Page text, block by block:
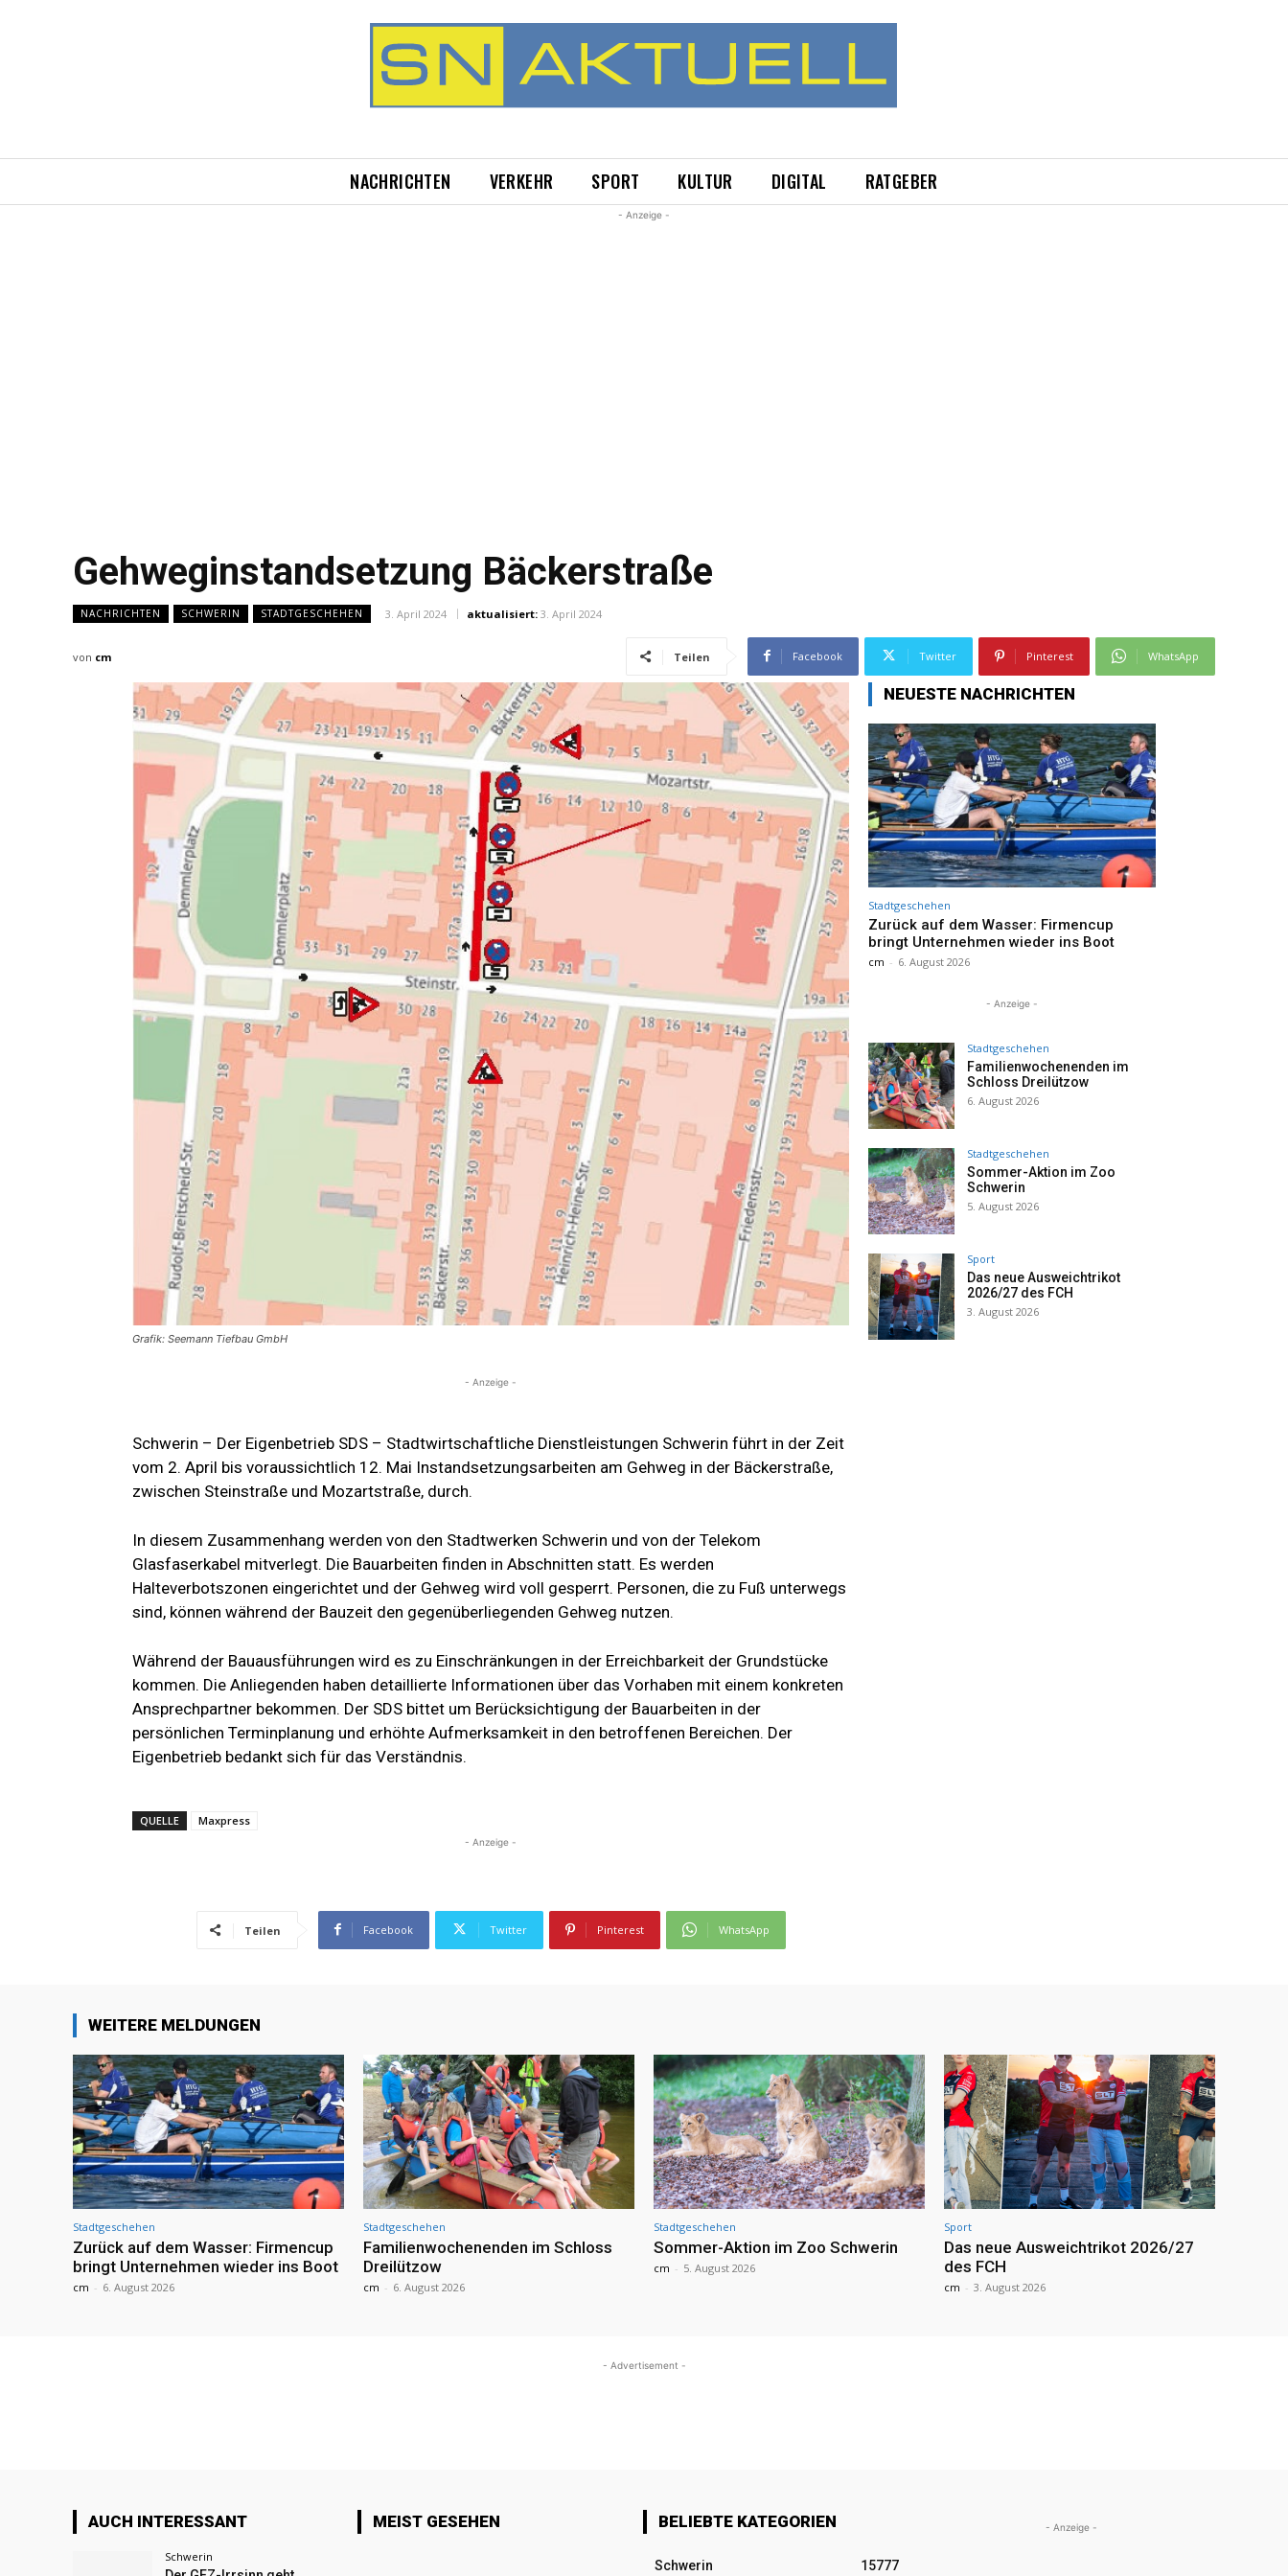
NACHRICHTEN VERKEHR SPORT KULTUR DIGITAL RATGEBER
- Anzeige -
Gehweginstandsetzung Bäckerstraße
NACHRICHTEN SCHWERIN STADTGESCHEHEN 3. April 2024 aktualisiert: 3. April 2024
von cm Teilen Facebook Twitter Pinterest WhatsApp
Grafik: Seemann Tiefbau GmbH
- Anzeige -
Schwerin – Der Eigenbetrieb SDS – Stadtwirtschaftliche Dienstleistungen Schwerin führt in der Zeit
vom 2. April bis voraussichtlich 12. Mai Instandsetzungsarbeiten am Gehweg in der Bäckerstraße,
zwischen Steinstraße und Mozartstraße, durch.
In diesem Zusammenhang werden von den Stadtwerken Schwerin und von der Telekom
Glasfaserkabel mitverlegt. Die Bauarbeiten finden in Abschnitten statt. Es werden
Halteverbotszonen eingerichtet und der Gehweg wird voll gesperrt. Personen, die zu Fuß unterwegs
sind, können während der Bauzeit den gegenüberliegenden Gehweg nutzen.
Während der Bauausführungen wird es zu Einschränkungen in der Erreichbarkeit der Grundstücke
kommen. Die Anliegenden haben detaillierte Informationen über das Vorhaben mit einem konkreten
Ansprechpartner bekommen. Der SDS bittet um Berücksichtigung der Bauarbeiten in der
persönlichen Terminplanung und erhöhte Aufmerksamkeit in den betroffenen Bereichen. Der
Eigenbetrieb bedankt sich für das Verständnis.
QUELLE Maxpress
- Anzeige -
Teilen Facebook Twitter Pinterest WhatsApp
NEUESTE NACHRICHTEN
Stadtgeschehen
Zurück auf dem Wasser: Firmencup
bringt Unternehmen wieder ins Boot
cm - 6. August 2026
- Anzeige -
Stadtgeschehen
Familienwochenenden im
Schloss Dreilützow
6. August 2026
Stadtgeschehen
Sommer-Aktion im Zoo
Schwerin
5. August 2026
Sport
Das neue Ausweichtrikot
2026/27 des FCH
3. August 2026
WEITERE MELDUNGEN
Stadtgeschehen
Zurück auf dem Wasser: Firmencup
bringt Unternehmen wieder ins Boot
cm - 6. August 2026
Stadtgeschehen
Familienwochenenden im Schloss
Dreilützow
cm - 6. August 2026
Stadtgeschehen
Sommer-Aktion im Zoo Schwerin
cm - 5. August 2026
Sport
Das neue Ausweichtrikot 2026/27
des FCH
cm - 3. August 2026
- Advertisement -
AUCH INTERESSANT
Schwerin
MEIST GESEHEN BELIEBTE KATEGORIEN
Schwerin 15777
- Anzeige -